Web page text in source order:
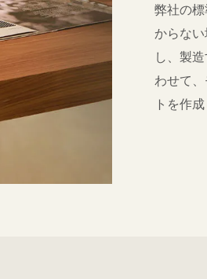
弊社の
からな
し、製
わせて
トを作成